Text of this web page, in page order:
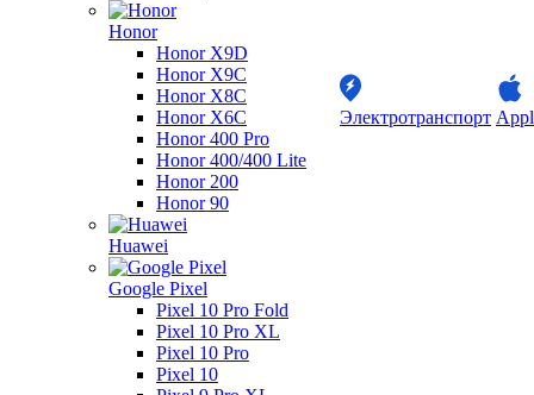
Honor
Honor X9D
Honor X9C
Honor X8C
Honor X6C
Honor 400 Pro
Honor 400/400 Lite
Honor 200
Honor 90
Huawei
Google Pixel
Pixel 10 Pro Fold
Pixel 10 Pro XL
Pixel 10 Pro
Pixel 10
Электротранспорт